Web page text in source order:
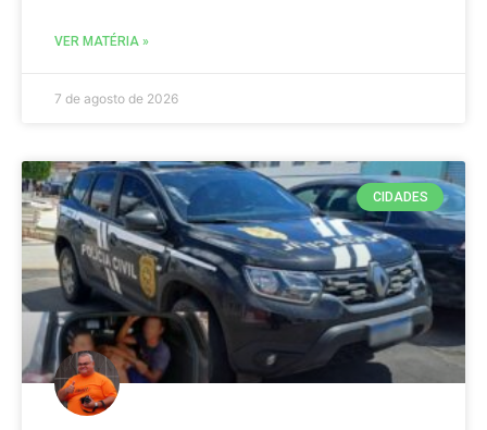
VER MATÉRIA »
7 de agosto de 2026
CIDADES